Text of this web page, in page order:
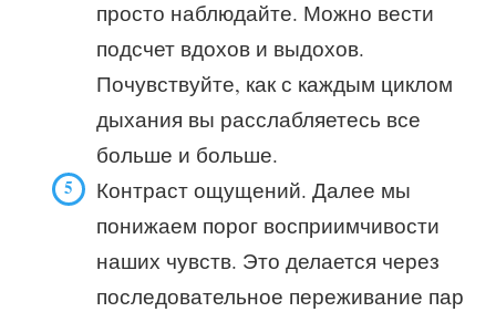
просто наблюдайте. Можно вести
подсчет вдохов и выдохов.
Почувствуйте, как с каждым циклом
дыхания вы расслабляетесь все
больше и больше.
Контраст ощущений. Далее мы
понижаем порог восприимчивости
наших чувств. Это делается через
последовательное переживание пар